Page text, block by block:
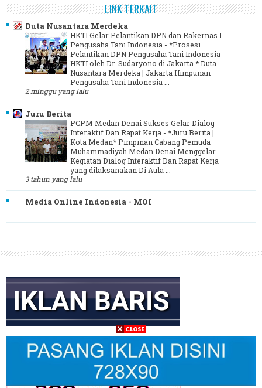
LINK TERKAIT
Duta Nusantara Merdeka
HKTI Gelar Pelantikan DPN dan Rakernas I
Pengusaha Tani Indonesia - *Prosesi
Pelantikan DPN Pengusaha Tani Indonesia
HKTI oleh Dr. Sudaryono di Jakarta.* Duta
Nusantara Merdeka | Jakarta Himpunan
Pengusaha Tani Indonesia ...
2 minggu yang lalu
Juru Berita
PCPM Medan Denai Sukses Gelar Dialog
Interaktif Dan Rapat Kerja - *Juru Berita |
Kota Medan* Pimpinan Cabang Pemuda
Muhammadiyah Medan Denai Menggelar
Kegiatan Dialog Interaktif Dan Rapat Kerja
yang dilaksanakan Di Aula ...
3 tahun yang lalu
Media Online Indonesia - MOI
-